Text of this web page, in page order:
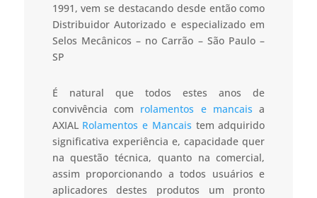
1991, vem se destacando desde então como
Distribuidor Autorizado e especializado em
Selos Mecânicos – no Carrão – São Paulo –
SP
É natural que todos estes anos de
convivência com rolamentos e mancais a
AXIAL Rolamentos e Mancais tem adquirido
significativa experiência e, capacidade quer
na questão técnica, quanto na comercial,
assim proporcionando a todos usuários e
aplicadores destes produtos um pronto